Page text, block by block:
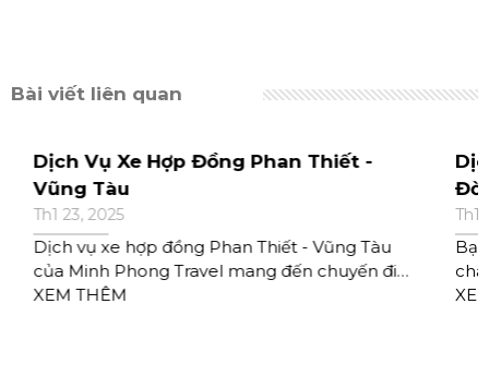
Bài viết liên quan
Dịch Vụ Xe Hợp Đồng Phan Thiết -
Vũng Tàu
Th1 23, 2025
Dịch vụ xe hợp đồng Phan Thiết - Vũng Tàu
của Minh Phong Travel mang đến chuyến đi
an toàn, tiện lợi, với xe đời mới, tài xế tận tâm,
XEM THÊM
Đời
Th1
Vụ